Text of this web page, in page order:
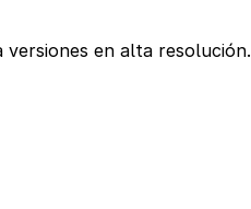
versiones en alta resolución.